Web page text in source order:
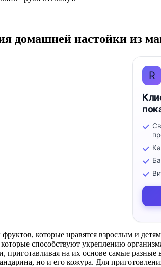
домашней настойки из
R
которые нравятся взрослым и
способствуют укреплению
приготавливая на их основе самые
но и его кожура. Для